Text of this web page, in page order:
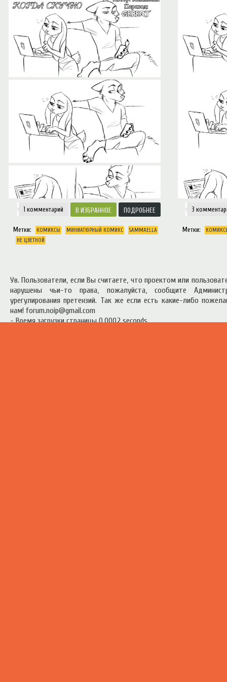
: Trying to access array offset on value of type null in /var/www/ztfanru/
Творчество
1 комментарий ИЗБРАННОЕ ПОДРОБНЕЕ
Метки: КОМИКСЫ МИНИАТЮРНЫЙ КОМИКС
SAMMAELLA
НЕ ЦВЕТНОЙ
3
Метки:
Ув. Пользователи, если Вы считаете, что проектом или
нарушены чьи-то права, пожалуйста, сообщите
урегулирования претензий. Так же если есть какие-либо
нам! forum.noip@gmail.com
- Время загрузки страницы 0.0002 seconds